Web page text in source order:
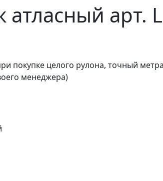
атласный арт.
покупке целого рулона, точный
менеджера)